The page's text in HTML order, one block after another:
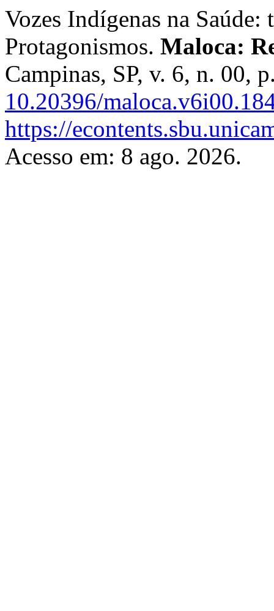
Vozes Indígenas na
Protagonismos. Maloca:
Campinas, SP, v. 6, n. 00,
10.20396/
https://
Acesso em: 8 ago. 2026.